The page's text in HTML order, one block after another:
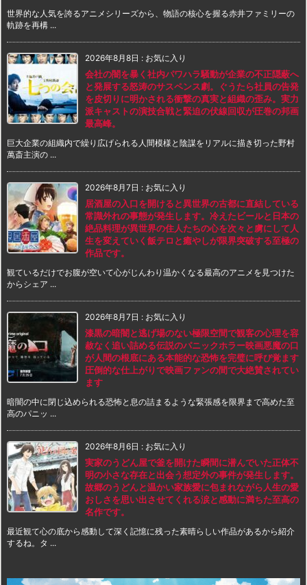
世界的な人気を誇るアニメシリーズから、物語の核心を握る赤井ファミリーの
軌跡を再構 ...
2026年8月8日 : お気に入り
会社の闇を暴く社内パワハラ騒動が企業の不正隠蔽へ
と発展する怒涛のサスペンス劇。ぐうたら社員の告発
を皮切りに明かされる衝撃の真実と組織の歪み。実力
派キャストの演技合戦と緊迫の伏線回収が圧巻の邦画
最高峰。
巨大企業の組織内で繰り広げられる人間模様と陰謀をリアルに描き切った野村
萬斎主演の ...
2026年8月7日 : お気に入り
居酒屋の入口を開けると異世界の古都に直結している
常識外れの事態が発生します。冷えたビールと日本の
絶品料理が異世界の住人たちの心を次々と虜にして人
生を変えていく飯テロと癒やしが限界突破する至極の
作品です。
観ているだけでお腹が空いて心がじんわり温かくなる最高のアニメを見つけた
からシェア ...
2026年8月7日 : お気に入り
漆黒の暗闇と逃げ場のない極限空間で観客の心理を容
赦なく追い詰める伝説のパニックホラー映画悪魔の口
が人間の根底にある本能的な恐怖を完璧に呼び覚ます
圧倒的な仕上がりで映画ファンの間で大絶賛されてい
ます
暗闇の中に閉じ込められる恐怖と息の詰まるような緊張感を限界まで高めた至
高のパニッ ...
2026年8月6日 : お気に入り
実家のうどん屋で釜を開けた瞬間に潜んでいた正体不
明の小さな存在と出会う想定外の事件が発生します。
故郷のうどんと温かい家族愛に包まれながら人生の愛
おしさを思い出させてくれる涙と感動に満ちた至高の
名作です。
最近観て心の底から感動して深く記憶に残った素晴らしい作品があるから紹介
するね。タ ...